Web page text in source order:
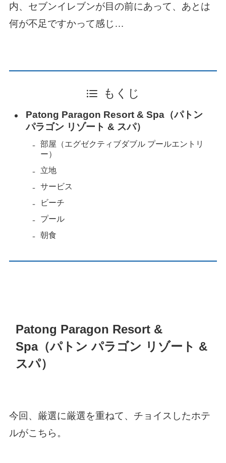
内、セブンイレブンが目の前にあって、あとは
何が不足ですかって感じ…
もくじ
Patong Paragon Resort & Spa（パトン
パラゴン リゾート & スパ）
部屋（エグゼクティブダブル プールエントリ
ー）
立地
サービス
ビーチ
プール
朝食
Patong Paragon Resort &
Spa（パトン パラゴン リゾート &
スパ）
今回、厳選に厳選を重ねて、チョイスしたホテ
ルがこちら。